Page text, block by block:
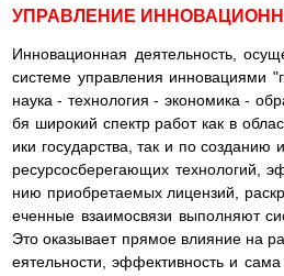
УПРАВЛЕНИЕ
Инновационная деятельность,
системе управления инновациями
наука - технология - экономика -
бя широкий спектр работ как в
ики государства, так и по созданию
ресурсосберегающих технологий,
нию приобретаемых лицензий,
еченные взаимосвязи выполняют
Это оказывает прямое влияние на
еятельности, эффективность и